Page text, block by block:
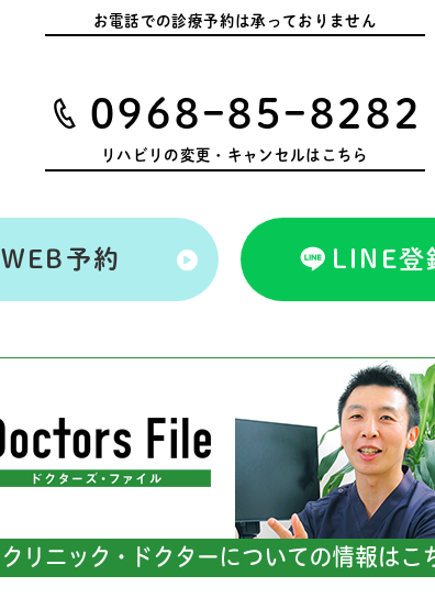
お電話での診療予約は承っておりません
0968ｰ85ｰ8282
リハビリの変更・キャンセルはこちら
WEB予約 LINE登